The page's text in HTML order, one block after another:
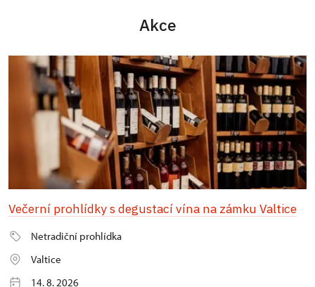
Akce
Večerní prohlídky s degustací vína na zámku Valtice
Netradiční prohlídka
Valtice
14. 8. 2026